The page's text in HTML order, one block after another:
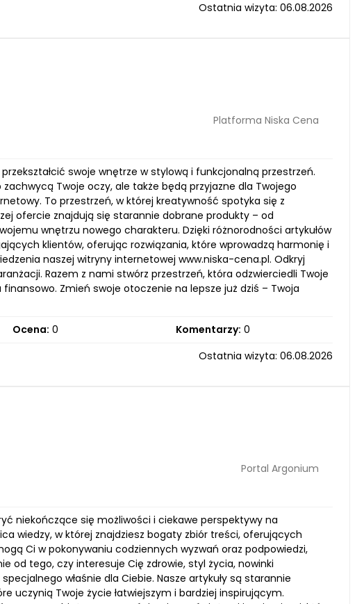
Ostatnia wizyta: 06.08.2026
Platforma Niska Cena
swoje wnętrze w stylową i funkcjonalną przestrzeń.
Twoje oczy, ale także będą przyjazne dla Twojego
To przestrzeń, w której kreatywność spotyka się z
ofercie znajdują się starannie dobrane produkty – od
wnętrzu nowego charakteru. Dzięki różnorodności artykułów
klientów, oferując rozwiązania, które wprowadzą harmonię i
naszej witryny internetowej www.niska-cena.pl. Odkryj
Razem z nami stwórz przestrzeń, która odzwierciedli Twoje
Zmień swoje otoczenie na lepsze już dziś – Twoja
Ocena: 0 Komentarzy: 0
Ostatnia wizyta: 06.08.2026
Portal Argonium
niekończące się możliwości i ciekawe perspektywy na
wiedzy, w której znajdziesz bogaty zbiór treści, oferujących
Ci w pokonywaniu codziennych wyzwań oraz podpowiedzi,
od tego, czy interesuje Cię zdrowie, styl życia, nowinki
właśnie dla Ciebie. Nasze artykuły są starannie
uczynią Twoje życie łatwiejszym i bardziej inspirującym.